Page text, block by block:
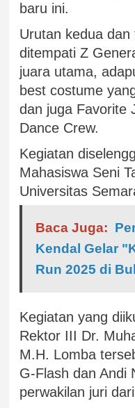
baru ini.
Urutan kedua
ditempati Z
juara utama,
best costume
dan juga Favorite
Dance Crew.
Kegiatan
Mahasiswa Seni
Universitas
Baca Juga:
Kendal Gelar
Run 2025 di
Kegiatan yang
Rektor III Dr.
M.H. Lomba
G-Flash dan Andi
perwakilan juri